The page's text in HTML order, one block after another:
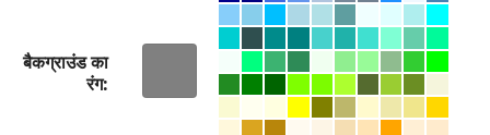
बैकग्राउंड का
रंग